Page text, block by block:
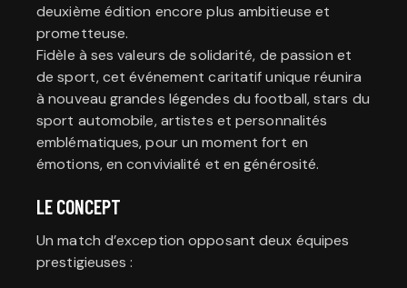
deuxième édition encore plus ambitieuse et
prometteuse.
Fidèle à ses valeurs de solidarité, de passion et
de sport, cet événement caritatif unique réunira
à nouveau grandes légendes du football, stars du
sport automobile, artistes et personnalités
emblématiques, pour un moment fort en
émotions, en convivialité et en générosité.
LE CONCEPT
Un match d’exception opposant deux équipes
prestigieuses :